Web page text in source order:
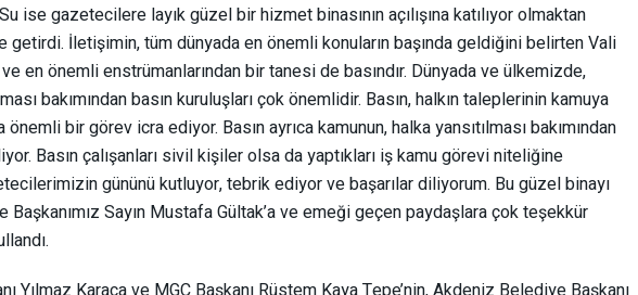
ise gazetecilere layık güzel bir hizmet binasının açılışına katılıyor olmaktan
getirdi. İletişimin, tüm dünyada en önemli konuların başında geldiğini belirten Vali
en önemli enstrümanlarından bir tanesi de basındır. Dünyada ve ülkemizde,
bakımından basın kuruluşları çok önemlidir. Basın, halkın taleplerinin kamuya
bir görev icra ediyor. Basın ayrıca kamunun, halka yansıtılması bakımından
Basın çalışanları sivil kişiler olsa da yaptıkları iş kamu görevi niteliğine
gününü kutluyor, tebrik ediyor ve başarılar diliyorum. Bu güzel binayı
Sayın Mustafa Gültak’a ve emeği geçen paydaşlara çok teşekkür